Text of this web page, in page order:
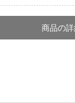
商品の